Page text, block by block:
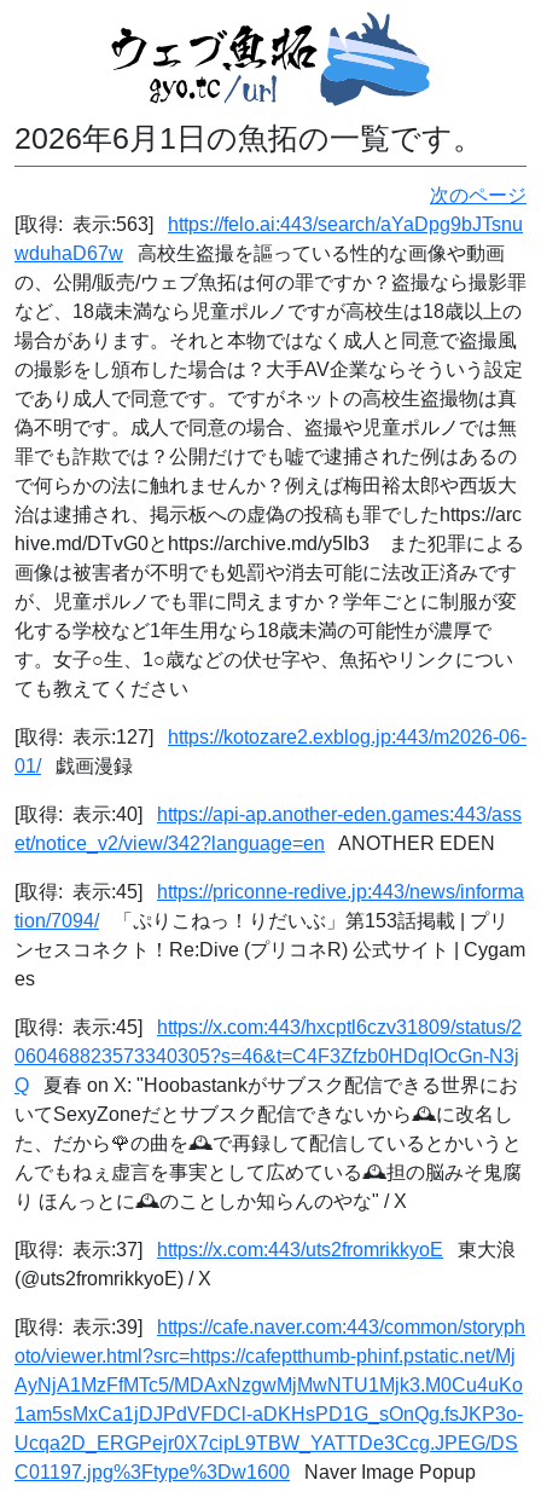
2026年6月1日の魚拓の一覧です。
次のページ
[取得: 表示:563]
https://felo.ai:443/search/aYaDpg9bJTsnu
wduhaD67w 高校生盗撮を謳っている性的な画像や動画
の、公開/販売/ウェブ魚拓は何の罪ですか？盗撮なら撮影罪
など、18歳未満なら児童ポルノですが高校生は18歳以上の
場合があります。それと本物ではなく成人と同意で盗撮風
の撮影をし頒布した場合は？大手AV企業ならそういう設定
であり成人で同意です。ですがネットの高校生盗撮物は真
偽不明です。成人で同意の場合、盗撮や児童ポルノでは無
罪でも詐欺では？公開だけでも嘘で逮捕された例はあるの
で何らかの法に触れませんか？例えば梅田裕太郎や西坂大
治は逮捕され、掲示板への虚偽の投稿も罪でしたhttps://arc
hive.md/DTvG0とhttps://archive.md/y5Ib3 また犯罪による
画像は被害者が不明でも処罰や消去可能に法改正済みです
が、児童ポルノでも罪に問えますか？学年ごとに制服が変
化する学校など1年生用なら18歳未満の可能性が濃厚で
す。女子○生、1○歳などの伏せ字や、魚拓やリンクについ
ても教えてください
[取得: 表示:127]
https://kotozare2.exblog.jp:443/m2026-06-
01/戯画漫録
[取得: 表示:40]
https://api-ap.another-eden.games:443/ass
et/notice_v2/view/342?language=en ANOTHER EDEN
[取得: 表示:45]
https://priconne-redive.jp:443/news/informa
tion/7094/「ぷりこねっ！りだいぶ」第153話掲載 | プリ
ンセスコネクト！Re:Dive (プリコネR) 公式サイト | Cygam
es
[取得: 表示:45]
https://x.com:443/hxcptl6czv31809/status/2
060468823573340305?s=46&t=C4F3Zfzb0HDqIOcGn-N3j
Q 夏春 on X: "Hoobastankがサブスク配信できる世界にお
いてSexyZoneだとサブスク配信できないから🕰️に改名し
た、だから🌹の曲を🕰️で再録して配信しているとかいうと
んでもねぇ虚言を事実として広めている🕰️担の脳みそ鬼腐
り ほんっとに🕰️のことしか知らんのやな" / X
[取得: 表示:37] https://x.com:443/uts2fromrikkyoE 東大浪
(@uts2fromrikkyoE) / X
[取得: 表示:39]
https://cafe.naver.com:443/common/storyph
oto/viewer.html?src=https://cafeptthumb-phinf.pstatic.net/Mj
AyNjA1MzFfMTc5/MDAxNzgwMjMwNTU1Mjk3.M0Cu4uKo
1am5sMxCa1jDJPdVFDCl-aDKHsPD1G_sOnQg.fsJKP3o-
Ucqa2D_ERGPejr0X7cipL9TBW_YATTDe3Ccg.JPEG/DS
C01197.jpg%3Ftype%3Dw1600 Naver Image Popup